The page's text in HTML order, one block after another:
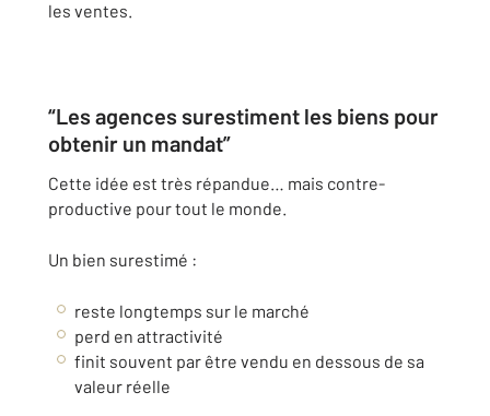
les ventes.
“Les agences surestiment les biens pour
obtenir un mandat”
Cette idée est très répandue… mais contre-
productive pour tout le monde.
Un bien surestimé :
reste longtemps sur le marché
perd en attractivité
finit souvent par être vendu en dessous de sa
valeur réelle